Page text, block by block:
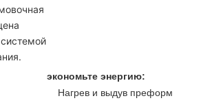
экономьте энергию:
Нагрев и выдув преформ